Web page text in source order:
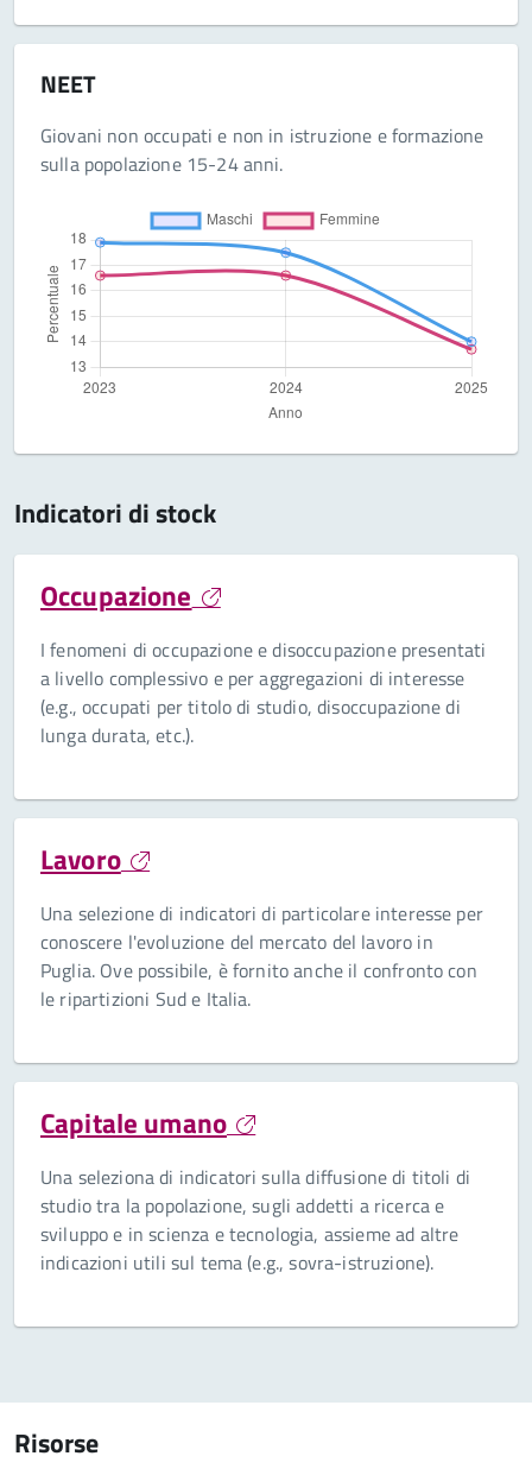
NEET
Giovani non occupati e non in istruzione e formazione
sulla popolazione 15-24 anni.
Indicatori di stock
Occupazione
I fenomeni di occupazione e disoccupazione presentati
a livello complessivo e per aggregazioni di interesse
(e.g., occupati per titolo di studio, disoccupazione di
lunga durata, etc.).
Lavoro
Una selezione di indicatori di particolare interesse per
conoscere l'evoluzione del mercato del lavoro in
Puglia. Ove possibile, è fornito anche il confronto con
le ripartizioni Sud e Italia.
Capitale umano
Una seleziona di indicatori sulla diffusione di titoli di
studio tra la popolazione, sugli addetti a ricerca e
sviluppo e in scienza e tecnologia, assieme ad altre
indicazioni utili sul tema (e.g., sovra-istruzione).
Risorse